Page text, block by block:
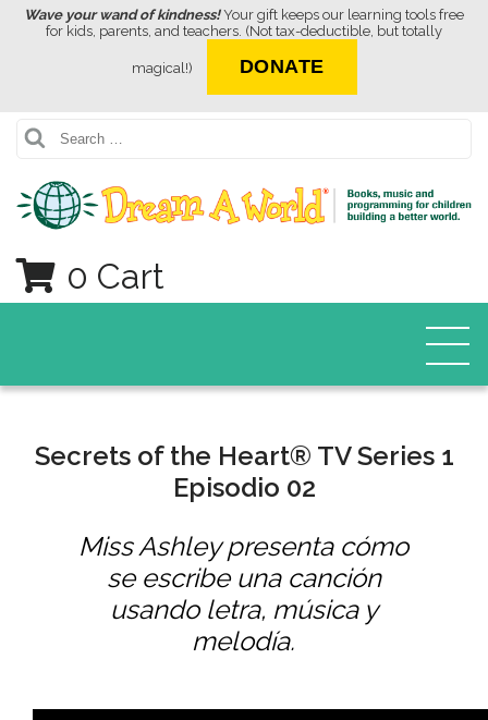
Wave your wand of kindness!Your gift keeps our learning tools free
for kids, parents, and teachers. (Not tax-deductible, but totally
magical!) DONATE
Search
0 Cart
Secrets of the Heart® TV Series 1
Episodio 02
Miss Ashley presenta cómo
se escribe una canción
usando letra, música y
melodía.